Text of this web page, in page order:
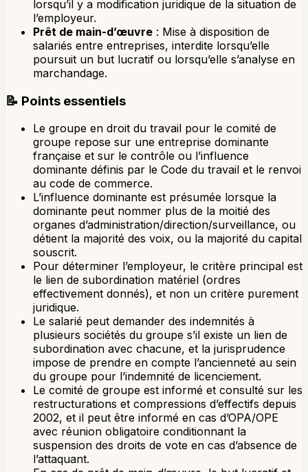
lorsqu’il y a modification juridique de la situation de
l’employeur.
Prêt de main-d’œuvre : Mise à disposition de
salariés entre entreprises, interdite lorsqu’elle
poursuit un but lucratif ou lorsqu’elle s’analyse en
marchandage.
📝 Points essentiels
Le groupe en droit du travail pour le comité de
groupe repose sur une entreprise dominante
française et sur le contrôle ou l’influence
dominante définis par le Code du travail et le renvoi
au code de commerce.
L’influence dominante est présumée lorsque la
dominante peut nommer plus de la moitié des
organes d’administration/direction/surveillance, ou
détient la majorité des voix, ou la majorité du capital
souscrit.
Pour déterminer l’employeur, le critère principal est
le lien de subordination matériel (ordres
effectivement donnés), et non un critère purement
juridique.
Le salarié peut demander des indemnités à
plusieurs sociétés du groupe s’il existe un lien de
subordination avec chacune, et la jurisprudence
impose de prendre en compte l’ancienneté au sein
du groupe pour l’indemnité de licenciement.
Le comité de groupe est informé et consulté sur les
restructurations et compressions d’effectifs depuis
2002, et il peut être informé en cas d’OPA/OPE
avec réunion obligatoire conditionnant la
suspension des droits de vote en cas d’absence de
l’attaquant.